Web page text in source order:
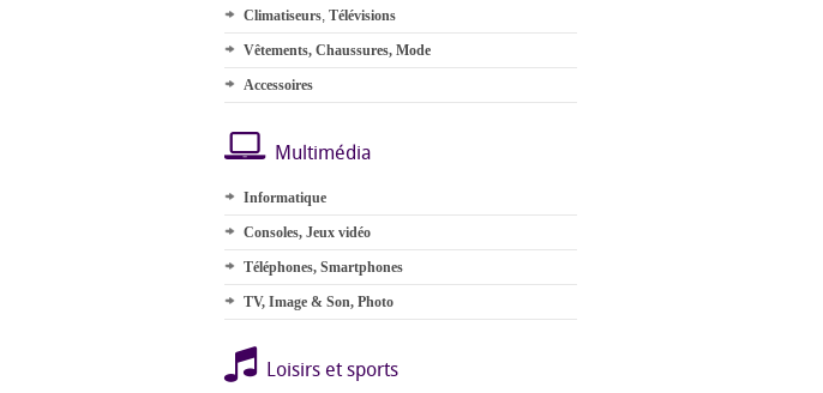
Climatiseurs, Télévisions
Vêtements, Chaussures, Mode
Accessoires
Multimédia
Informatique
Consoles, Jeux vidéo
Téléphones, Smartphones
TV, Image & Son, Photo
Loisirs et sports